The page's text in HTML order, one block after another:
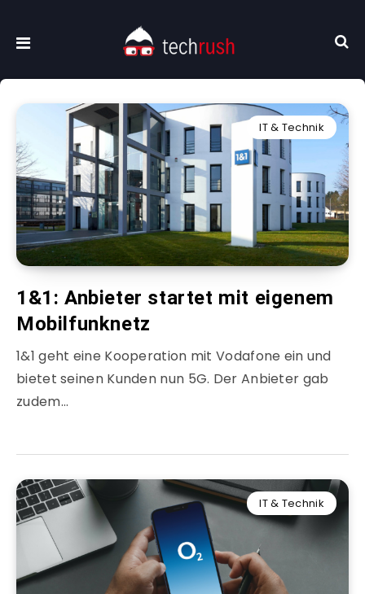
IT & Technik
1&1: Anbieter startet mit eigenem
Mobilfunknetz
1&1 geht eine Kooperation mit Vodafone ein und
bietet seinen Kunden nun 5G. Der Anbieter gab
zudem…
IT & Technik